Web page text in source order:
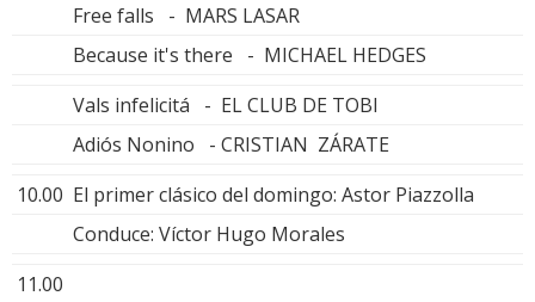
Free falls - MARS LASAR
Because it's there - MICHAEL HEDGES
Vals infelicitá - EL CLUB DE TOBI
Adiós Nonino - CRISTIAN ZÁRATE
10.00 El primer clásico del domingo: Astor Piazzolla
Conduce: Víctor Hugo Morales
11.00